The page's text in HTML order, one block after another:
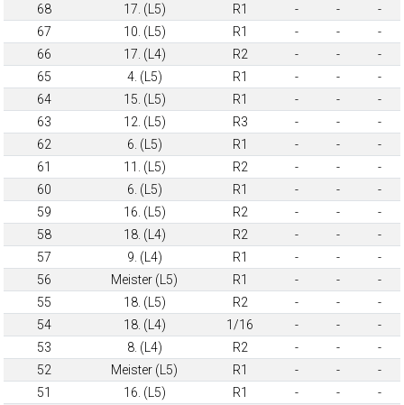
68
17. (L5) R1 - -
-
67
10. (L5) R1 - -
-
66
17. (L4) R2 - -
-
65
4. (L5) R1 - -
-
64
15. (L5) R1 - -
-
63
12. (L5) R3 - -
-
62
6. (L5) R1 - -
-
61
11. (L5) R2 - -
-
60
6. (L5) R1 - -
-
59
16. (L5) R2 - -
-
58
18. (L4) R2 - -
-
57
9. (L4) R1 - -
-
56
Meister (L5) R1 - -
-
55
18. (L5) R2 - -
-
54
18. (L4) 1/16 - -
-
53
8. (L4) R2 - -
-
52
Meister (L5) R1 - -
-
51
16. (L5) R1 - -
-